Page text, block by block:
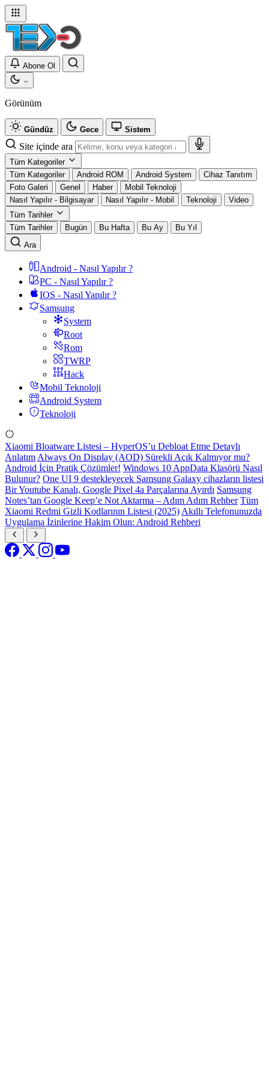
Abone Ol
Görünüm
Gündüz Gece Sistem
Site içinde ara
Tüm Kategoriler
Tüm Kategoriler
Android ROM Android System
Cihaz Tanıtım
Foto Galeri
Genel Haber
Mobil Teknoloji
Nasıl Yapılır - Bilgisayar
Nasıl Yapılır - Mobil Teknoloji
Video
Tüm Tarihler
Tüm Tarihler
Bugün Bu Hafta Bu Ay
Bu Yıl
Ara
Android - Nasıl Yapılır ?
PC - Nasıl Yapılır ?
IOS - Nasıl Yapılır ?
Samsung
System
Root
Rom
TWRP
Hack
Mobil Teknoloji
Android System
Teknoloji
Xiaomi Bloatware Listesi – HyperOS’u Debloat Etme Detaylı
Anlatım Always On Display (AOD) Sürekli Açık Kalmıyor mu?
Android İçin Pratik Çözümler! Windows 10 AppData Klasörü Nasıl
Bulunur? One UI 9 destekleyecek Samsung Galaxy cihazların listesi
Bir Youtube Kanalı, Google Pixel 4a Parçalarına Ayırdı Samsung
Notes’tan Google Keep’e Not Aktarma – Adım Adım Rehber Tüm
Xiaomi Redmi Gizli Kodlarının Listesi (2025) Akıllı Telefonunuzda
Uygulama İzinlerine Hakim Olun: Android Rehberi